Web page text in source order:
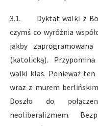
3.1. Dyktat walki z
czymś co wyróżnia
jakby
(katolicką).
walki klas. Ponieważ ten
wraz z murem
Doszło do
neoliberalizmem.